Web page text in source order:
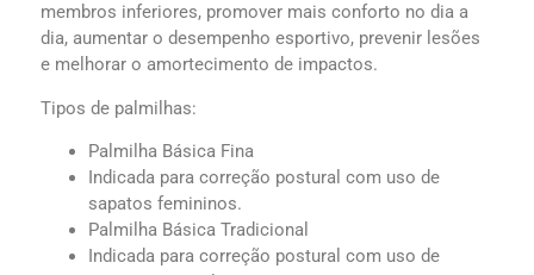
membros inferiores, promover mais conforto no dia a
dia, aumentar o desempenho esportivo, prevenir lesões
e melhorar o amortecimento de impactos.
Tipos de palmilhas:
Palmilha Básica Fina
Indicada para correção postural com uso de
sapatos femininos.
Palmilha Básica Tradicional
Indicada para correção postural com uso de